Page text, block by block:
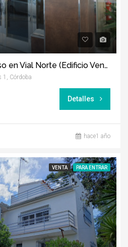
Precioso y Amplio Piso en Vial Norte (Edificio Venus)
1, Córdoba
Detalles
hace1 año
VENTA PARA ENTRAR